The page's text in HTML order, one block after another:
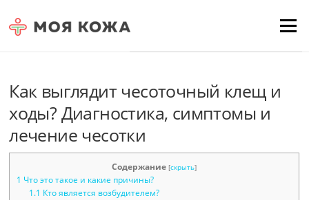
Menu
Как выглядит чесоточный клещ и
ходы? Диагностика, симптомы и
лечение чесотки
Содержание [скрыть]
1 Что это такое и какие причины?
1.1 Кто является возбудителем?
Для любых предложений по